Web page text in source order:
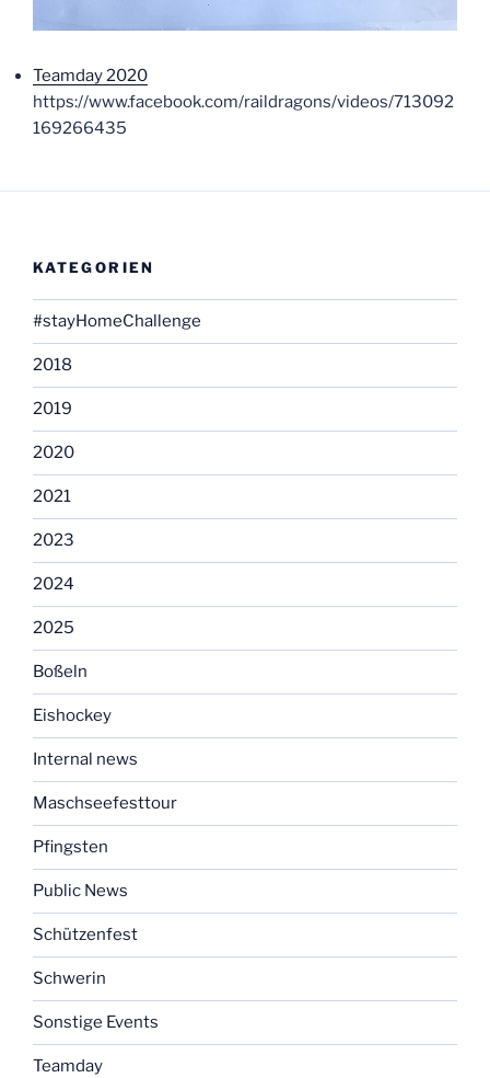
Teamday 2020
https://www.facebook.com/raildragons/videos/713092
169266435
KATEGORIEN
#stayHomeChallenge
2018
2019
2020
2021
2023
2024
2025
Boßeln
Eishockey
Internal news
Maschseefesttour
Pfingsten
Public News
Schützenfest
Schwerin
Sonstige Events
Teamday